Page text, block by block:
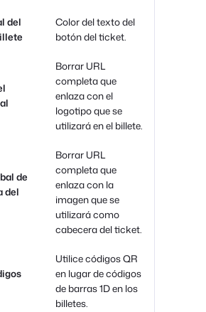
del
Color del texto del
botón del ticket.
Borrar URL
completa que
enlaza con el
logotipo que se
utilizará en el billete.
de
del
Borrar URL
completa que
enlaza con la
imagen que se
utilizará como
cabecera del ticket.
Utilice códigos QR
en lugar de códigos
de barras 1D en los
billetes.